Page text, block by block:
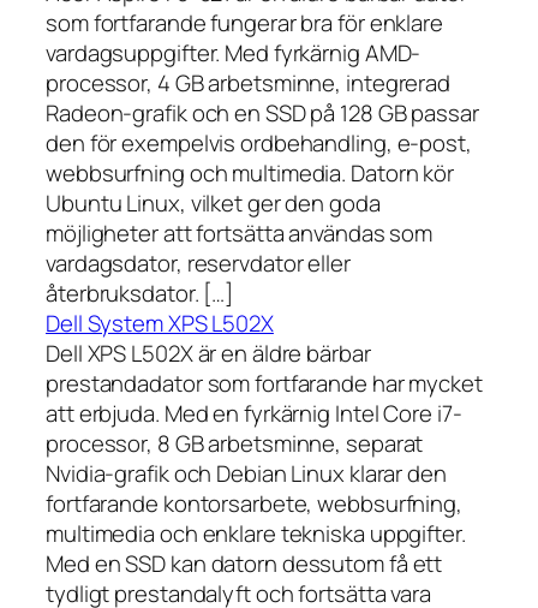
som fortfarande fungerar bra för enklare
vardagsuppgifter. Med fyrkärnig AMD-
processor, 4 GB arbetsminne, integrerad
Radeon-grafik och en SSD på 128 GB passar
den för exempelvis ordbehandling, e-post,
webbsurfning och multimedia. Datorn kör
Ubuntu Linux, vilket ger den goda
möjligheter att fortsätta användas som
vardagsdator, reservdator eller
återbruksdator. […]
Dell System XPS L502X
Dell XPS L502X är en äldre bärbar
prestandadator som fortfarande har mycket
att erbjuda. Med en fyrkärnig Intel Core i7-
processor, 8 GB arbetsminne, separat
Nvidia-grafik och Debian Linux klarar den
fortfarande kontorsarbete, webbsurfning,
multimedia och enklare tekniska uppgifter.
Med en SSD kan datorn dessutom få ett
tydligt prestandalyft och fortsätta vara